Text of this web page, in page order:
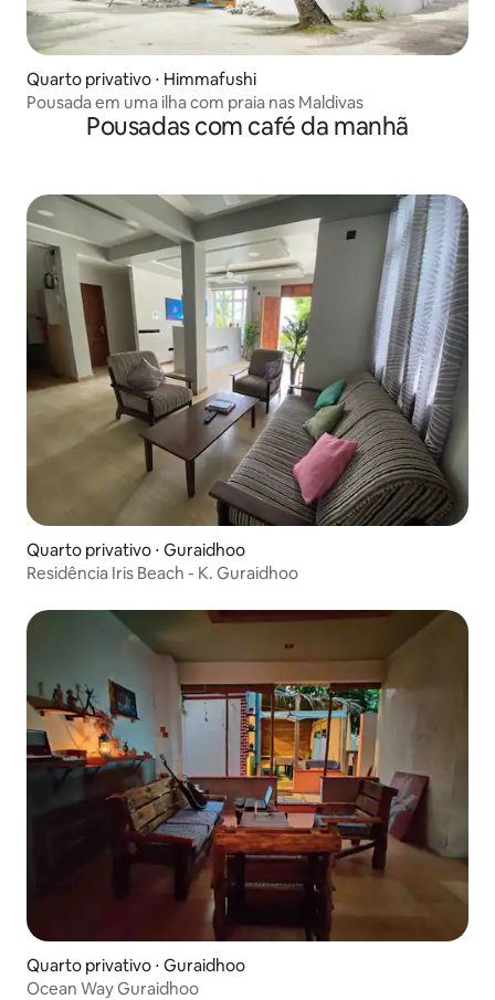
Quarto privativo ⋅ Himmafushi
Pousada em uma ilha com praia nas Maldivas
Pousadas com café da manhã
Quarto privativo ⋅ Guraidhoo
Residência Iris Beach - K. Guraidhoo
Quarto privativo ⋅ Guraidhoo
Ocean Way Guraidhoo